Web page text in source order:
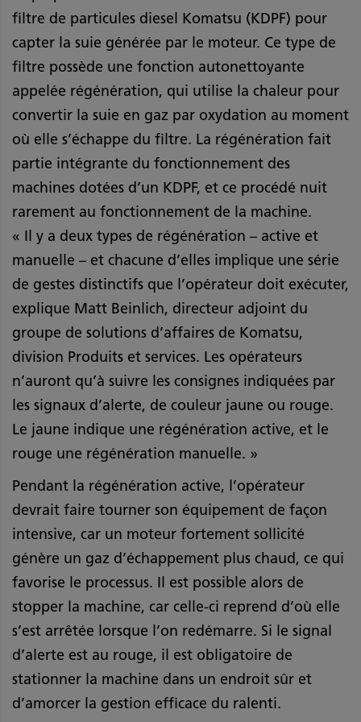
filtre de particules diesel Komatsu (KDPF) pour
capter la suie générée par le moteur. Ce type de
filtre possède une fonction autonettoyante
appelée régénération, qui utilise la chaleur pour
convertir la suie en gaz par oxydation au moment
où elle s’échappe du filtre. La régénération fait
partie intégrante du fonctionnement des
machines dotées d’un KDPF, et ce procédé nuit
rarement au fonctionnement de la machine.
« Il y a deux types de régénération – active et
manuelle – et chacune d’elles implique une série
de gestes distinctifs que l’opérateur doit exécuter,
explique Matt Beinlich, directeur adjoint du
groupe de solutions d’affaires de Komatsu,
division Produits et services. Les opérateurs
n’auront qu’à suivre les consignes indiquées par
les signaux d’alerte, de couleur jaune ou rouge.
Le jaune indique une régénération active, et le
rouge une régénération manuelle. »
Pendant la régénération active, l’opérateur
devrait faire tourner son équipement de façon
intensive, car un moteur fortement sollicité
génère un gaz d’échappement plus chaud, ce qui
favorise le processus. Il est possible alors de
stopper la machine, car celle-ci reprend d’où elle
s’est arrêtée lorsque l’on redémarre. Si le signal
d’alerte est au rouge, il est obligatoire de
stationner la machine dans un endroit sûr et
d’amorcer la gestion efficace du ralenti.